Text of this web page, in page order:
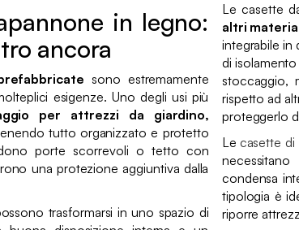
in legno:
ancora
sono estremamente
esigenze. Uno degli usi più
per attrezzi da giardino,
tutto organizzato e protetto
porte scorrevoli o tetto con
una protezione aggiuntiva dalla
trasformarsi in uno spazio di
Le casette
altri
integrabile in
di
stoccaggio,
rispetto ad
proteggerlo
Le casette di
condensa
tipologia è
riporre